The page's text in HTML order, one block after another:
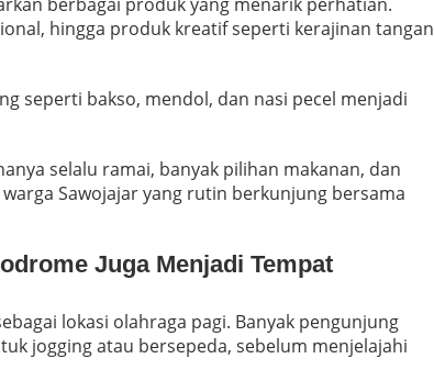
hingga produk kreatif seperti kerajinan tangan
seperti bakso, mendol, dan nasi pecel menjadi
selalu ramai, banyak pilihan makanan, dan
Sawojajar yang rutin berkunjung bersama
Juga Menjadi Tempat
lokasi olahraga pagi. Banyak pengunjung
jogging atau bersepeda, sebelum menjelajahi